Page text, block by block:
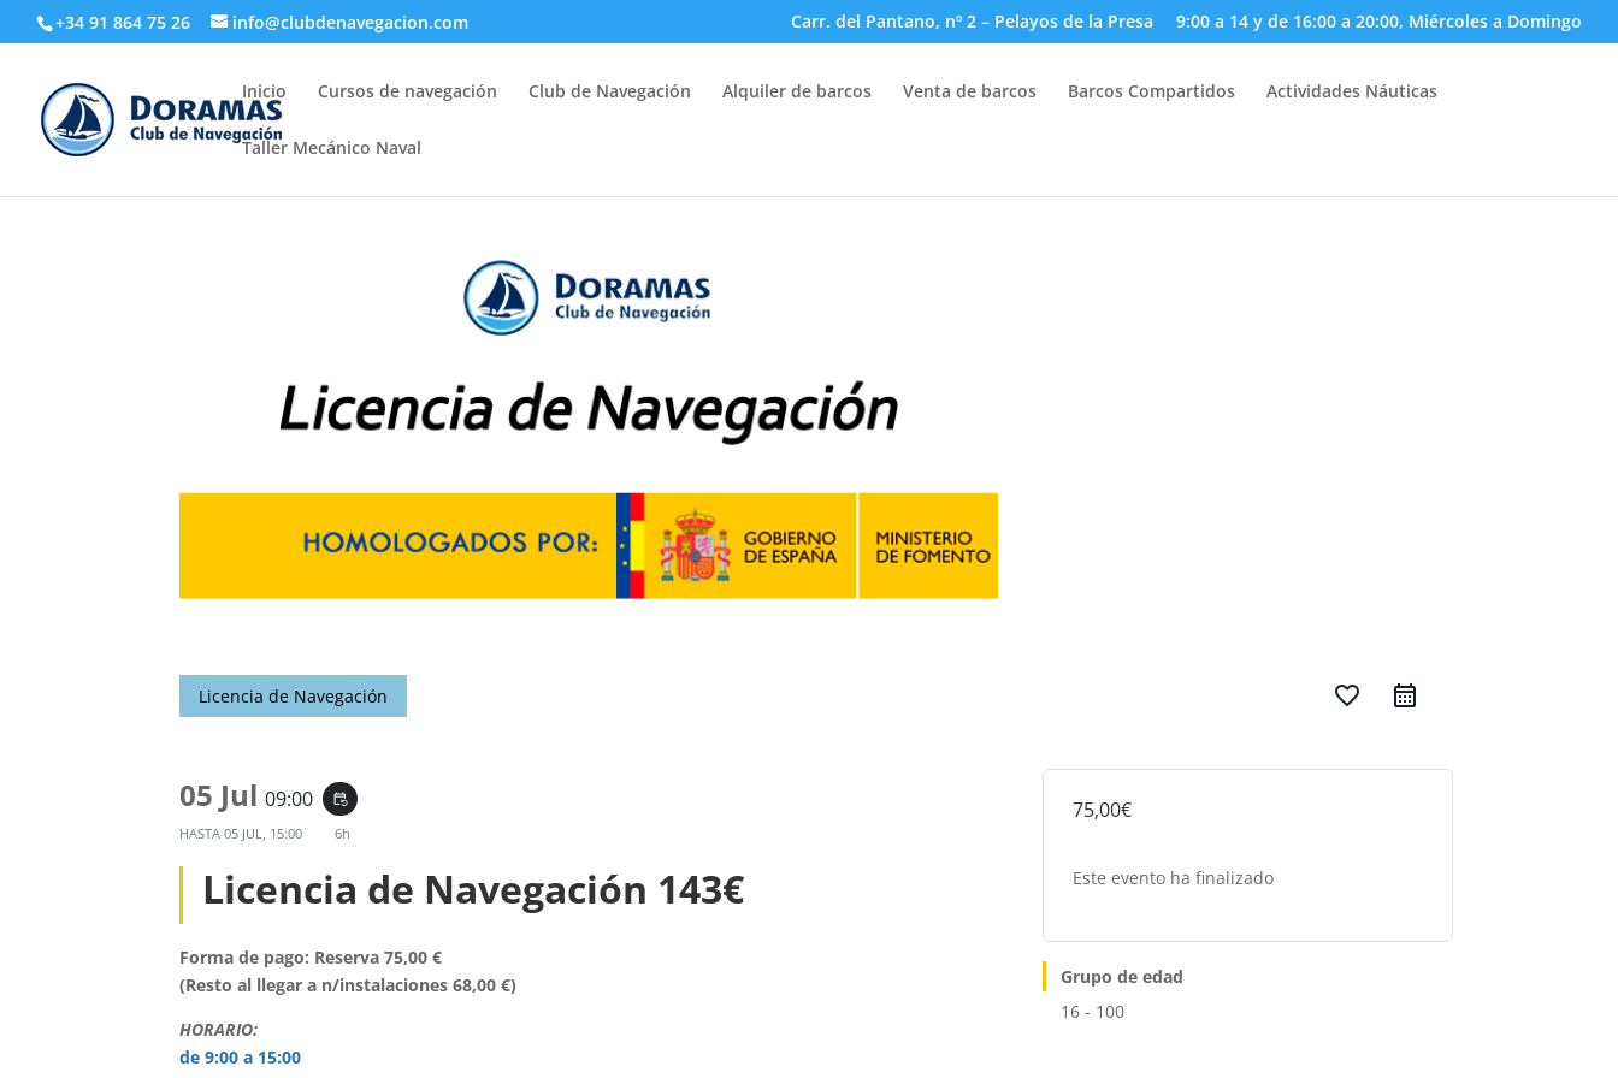
+34 91 864 75 26 info@clubdenavegacion.com Carr. del Pantano, nº 2 – Pelayos de la Presa 9:00 a 14 y de 16:00 a 20:00, Miércoles a Domingo
Inicio Cursos de navegación Club de Navegación Alquiler de barcos Venta de barcos Barcos Compartidos Actividades Náuticas
Taller Mecánico Naval
Licencia de Navegación favorite_border
05 Jul09:00 event_repeat
HASTA05 JUL, 15:00 6h
Licencia de Navegación 143€
Forma de pago: Reserva 75,00 €
(Resto al llegar a n/instalaciones 68,00 €)
HORARIO:
de 9:00 a 15:00
75,00€
Este evento ha finalizado
Grupo de edad
16 - 100